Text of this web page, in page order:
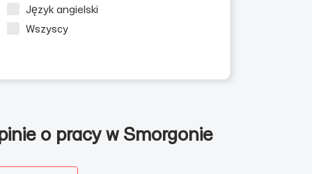
Język angielski
Wszyscy
o pracy w Smorgonie